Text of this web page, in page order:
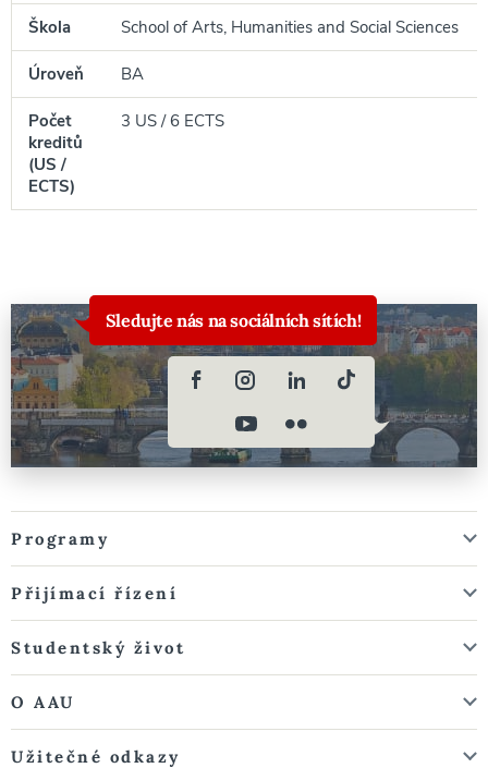
Škola School of Arts, Humanities and Social Sciences
Úroveň BA
Počet
kreditů
(US /
ECTS)
3 US / 6 ECTS
Sledujte nás na sociálních sítích!
Programy
Přijímací řízení
Studentský život
O AAU
Užitečné odkazy